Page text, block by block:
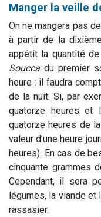
Manger la veille
On ne mangera pas
à partir de la
appétit la quantité
Soucca du premier
heure : il faudra
de la nuit. Si, par
quatorze heures et
quatorze heures de
valeur d’une heure
heures). En cas de
cinquante grammes
Cependant, il sera
légumes, la viande et
rassasier.